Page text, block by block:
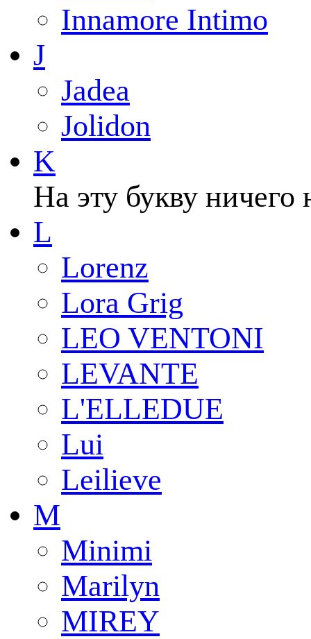
Innamore Intimo
J
Jadea
Jolidon
K
На эту букву ничего
L
Lorenz
Lora Grig
LEO VENTONI
LEVANTE
L'ELLEDUE
Lui
Leilieve
M
Minimi
Marilyn
MIREY